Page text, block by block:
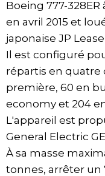
Boeing 777-328ER
en avril 2015 et
japonaise JP
Il est configuré
répartis en quatre
première, 60 en
economy et 204
L'appareil est
General Electric
À sa masse
tonnes, arrêter un